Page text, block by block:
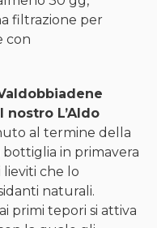
filtrazione per
con
nostro L’Aldo
al termine della
bottiglia in primavera
lieviti che lo
naturali.
primi tepori si attiva